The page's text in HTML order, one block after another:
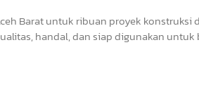
Barat untuk ribuan proyek konstruksi
handal, dan siap digunakan untuk